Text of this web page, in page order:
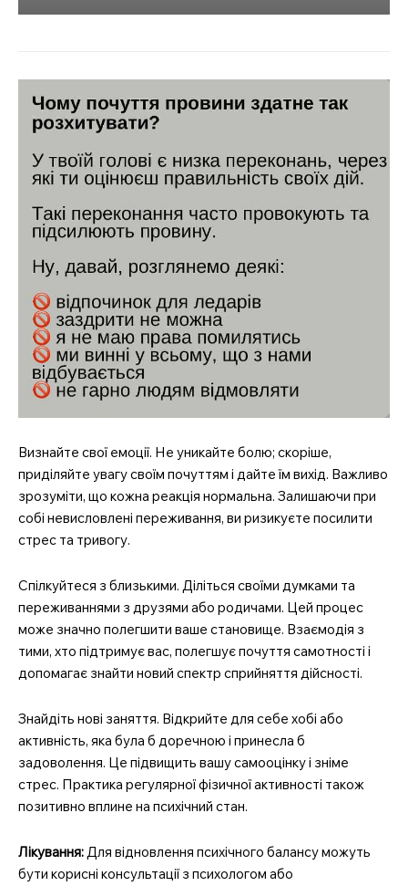
Визнайте свої емоції. Не уникайте болю; скоріше,
приділяйте увагу своїм почуттям і дайте їм вихід. Важливо
зрозуміти, що кожна реакція нормальна. Залишаючи при
собі невисловлені переживання, ви ризикуєте посилити
стрес та тривогу.
Спілкуйтеся з близькими. Діліться своїми думками та
переживаннями з друзями або родичами. Цей процес
може значно полегшити ваше становище. Взаємодія з
тими, хто підтримує вас, полегшує почуття самотності і
допомагає знайти новий спектр сприйняття дійсності.
Знайдіть нові заняття. Відкрийте для себе хобі або
активність, яка була б доречною і принесла б
задоволення. Це підвищить вашу самооцінку і зніме
стрес. Практика регулярної фізичної активності також
позитивно вплине на психічний стан.
Лікування:Для відновлення психічного балансу можуть
бути корисні консультації з психологом або